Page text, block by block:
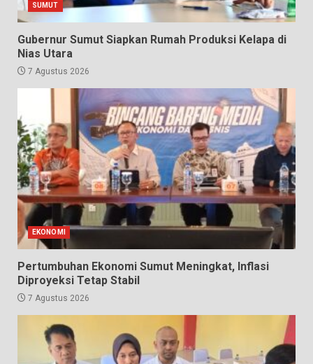
SUMUT
Gubernur Sumut Siapkan Rumah Produksi Kelapa di
Nias Utara
7 Agustus 2026
EKONOMI
Pertumbuhan Ekonomi Sumut Meningkat, Inflasi
Diproyeksi Tetap Stabil
7 Agustus 2026